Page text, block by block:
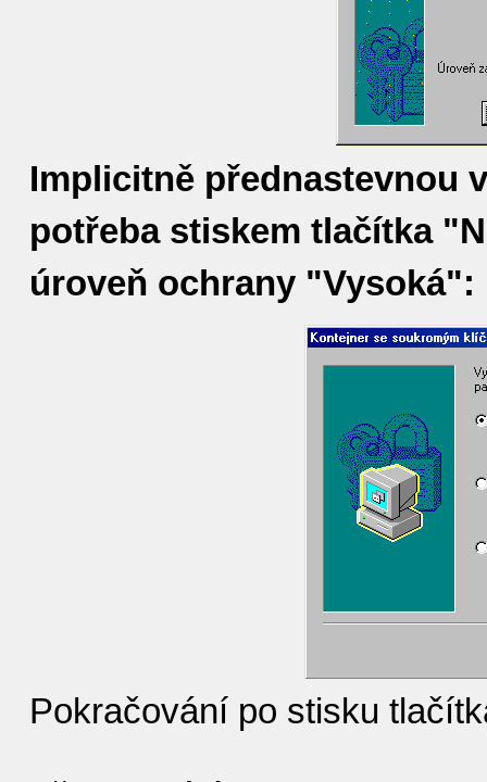
Implicitně přednastevnou
potřeba stiskem tlačítka
úroveň ochrany "Vysoká":
Pokračování po stisku